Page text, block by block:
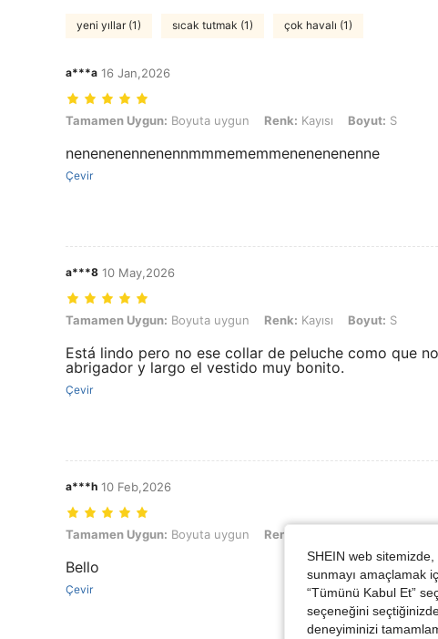
yeni yıllar (1) sıcak tutmak (1) çok havalı (1)
a***a 16 Jan,2026
Tamamen Uygun: Boyuta uygun, Renk: Kayısı, Boyut: S
Tamamen Uygun: Boyuta uygun Renk: Kayısı Boyut: S
nenenenennenennmmmememmenenenenenne
Çevir
a***8 10 May,2026
Tamamen Uygun: Boyuta uygun, Renk: Kayısı, Boyut: S
Tamamen Uygun: Boyuta uygun Renk: Kayısı Boyut: S
Está lindo pero no ese collar de peluche como que
abrigador y largo el vestido muy bonito.
Çevir
a***h 10 Feb,2026
Tamamen Uygun: Boyuta uygun, Renk: Kayısı, Boyut: S
Tamamen Uygun: Boyuta uygun Renk:
Bello
Çevir
SHEIN web
sunmayı amaçlamak
“Tümünü Kabul Et”
seçeneğini
deneyiminizi